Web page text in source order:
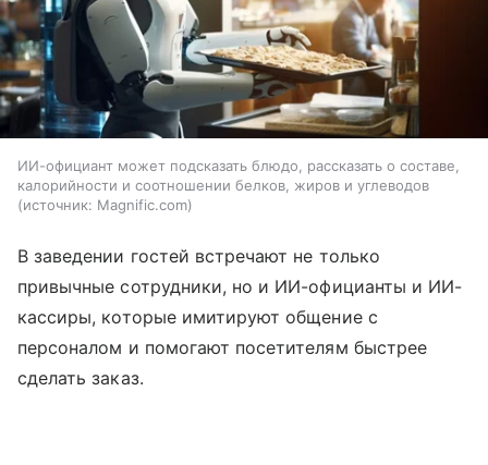
ИИ-официант может подсказать блюдо, рассказать о составе,
калорийности и соотношении белков, жиров и углеводов
источник: Magnific.com
В заведении гостей встречают не только
привычные сотрудники, но и ИИ-официанты и ИИ-
кассиры, которые имитируют общение с
персоналом и помогают посетителям быстрее
сделать заказ.